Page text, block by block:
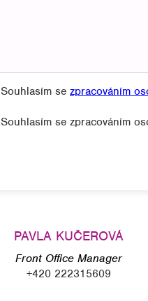
Souhlasím se zpracováním
Souhlasím se zpracováním
PAVLA KUČEROVÁ
Front Office Manager
+420 222315609